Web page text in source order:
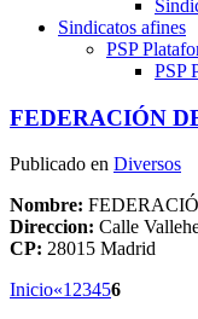
Sindicatos afines
PSP
PSP
FEDERACIÓN
Publicado en Diversos
Nombre:
Direccion: Calle
CP: 28015 Madrid
Inicio«123456